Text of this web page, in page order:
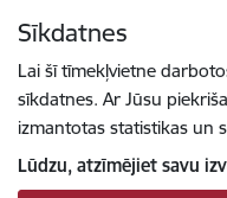
Sīkdatnes
Lai šī tīmekļvietne
sīkdatnes. Ar Jūsu
izmantotas statistikas un
Lūdzu, atzīmējiet savu